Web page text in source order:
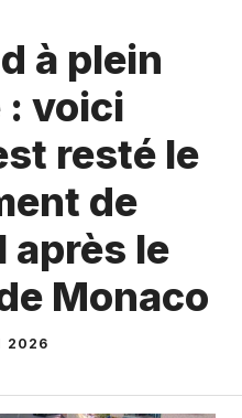
à plein
: voici
resté le
de
après le
Monaco
2026